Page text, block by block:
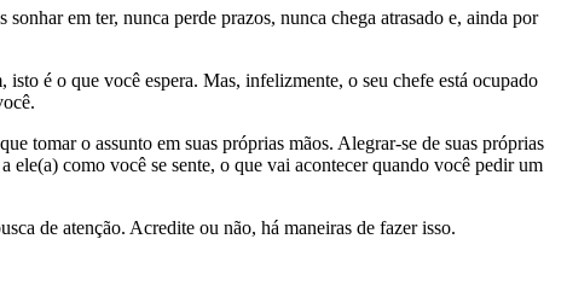
em ter, nunca perde prazos, nunca chega atrasado e, ainda por
é o que você espera. Mas, infelizmente, o seu chefe está ocupado
tomar o assunto em suas próprias mãos. Alegrar-se de suas próprias
ele(a) como você se sente, o que vai acontecer quando você pedir um
de atenção. Acredite ou não, há maneiras de fazer isso.